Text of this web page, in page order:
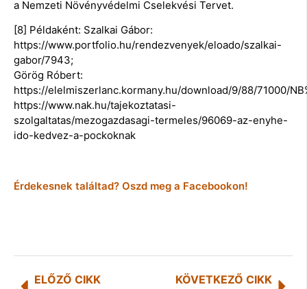
a Nemzeti Növényvédelmi Cselekvési Tervet.
[8] Példaként: Szalkai Gábor:
https://www.portfolio.hu/rendezvenyek/eloado/szalkai-
gabor/7943;
Görög Róbert:
https://elelmiszerlanc.kormany.hu/download/9/88/71000/
https://www.nak.hu/tajekoztatasi-
szolgaltatas/mezogazdasagi-termeles/96069-az-enyhe-
ido-kedvez-a-pockoknak
Érdekesnek találtad? Oszd meg a Facebookon!
ELŐZŐ CIKK KÖVETKEZŐ CIKK